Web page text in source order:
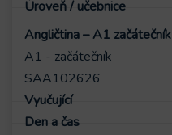
Angličtina – A1 začátečník
A1 - začátečník
SAA102626